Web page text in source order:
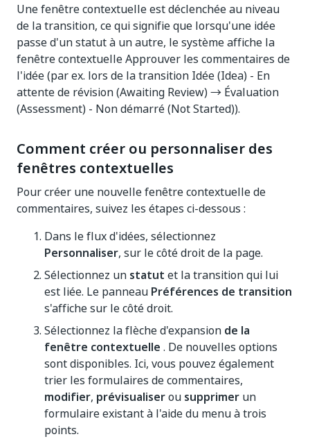
Une fenêtre contextuelle est déclenchée au niveau
de la transition, ce qui signifie que lorsqu'une idée
passe d'un statut à un autre, le système affiche la
fenêtre contextuelle Approuver les commentaires de
l'idée (par ex. lors de la transition Idée (Idea) - En
attente de révision (Awaiting Review) → Évaluation
(Assessment) - Non démarré (Not Started)).
Comment créer ou personnaliser des
fenêtres contextuelles
Pour créer une nouvelle fenêtre contextuelle de
commentaires, suivez les étapes ci-dessous :
Dans le flux d'idées, sélectionnez
Personnaliser, sur le côté droit de la page.
Sélectionnez un statut et la transition qui lui
est liée. Le panneau Préférences de transition
s'affiche sur le côté droit.
Sélectionnez la flèche d'expansion de la
fenêtre contextuelle . De nouvelles options
sont disponibles. Ici, vous pouvez également
trier les formulaires de commentaires,
modifier, prévisualiserou supprimer un
formulaire existant à l'aide du menu à trois
points.